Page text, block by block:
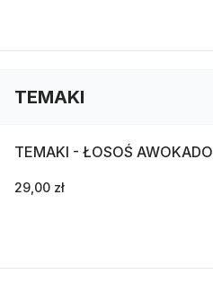
TEMAKI
TEMAKI - ŁOSOŚ AWOKADO
29,00 zł